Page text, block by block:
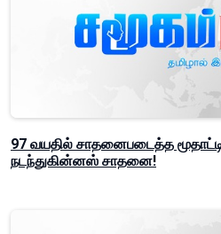
97 வயதில் சாதனைபடைத்த
நடந்துகின்னஸ் சாதனை!